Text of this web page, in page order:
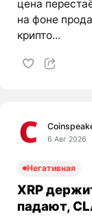
цена
на фоне
крипто...
6 Авг 2026
Негативная
XRP
падают,